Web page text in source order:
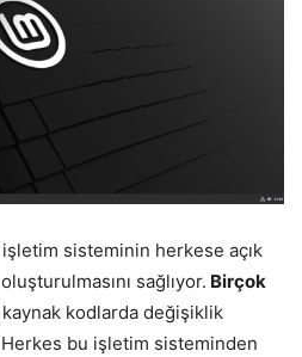
sisteminin herkese açık
sağlıyor. Birçok
kaynak kodlarda değişiklik
Herkes bu işletim sisteminden